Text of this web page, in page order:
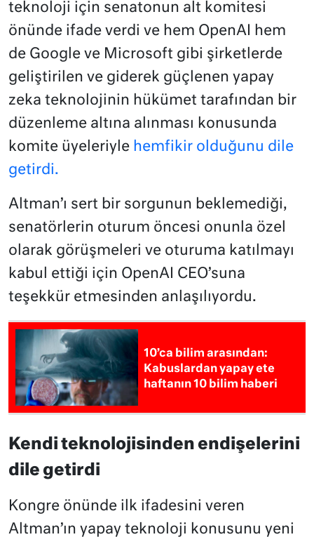
teknoloji için senatonun alt komitesi
önünde ifade verdi ve hem OpenAI hem
de Google ve Microsoft gibi şirketlerde
geliştirilen ve giderek güçlenen yapay
zeka teknolojinin hükümet tarafından bir
düzenleme altına alınması konusunda
komite üyeleriyle hemfikir olduğunu dile
getirdi.
Altman’ı sert bir sorgunun beklemediği,
senatörlerin oturum öncesi onunla özel
olarak görüşmeleri ve oturuma katılmayı
kabul ettiği için OpenAI CEO’suna
teşekkür etmesinden anlaşılıyordu.
10’ca bilim arasından:
Kabuslardan yapay ete
haftanın 10 bilim haberi
Kendi teknolojisinden endişelerini
dile getirdi
Kongre önünde ilk ifadesini veren
Altman’ın yapay teknoloji konusunu yeni